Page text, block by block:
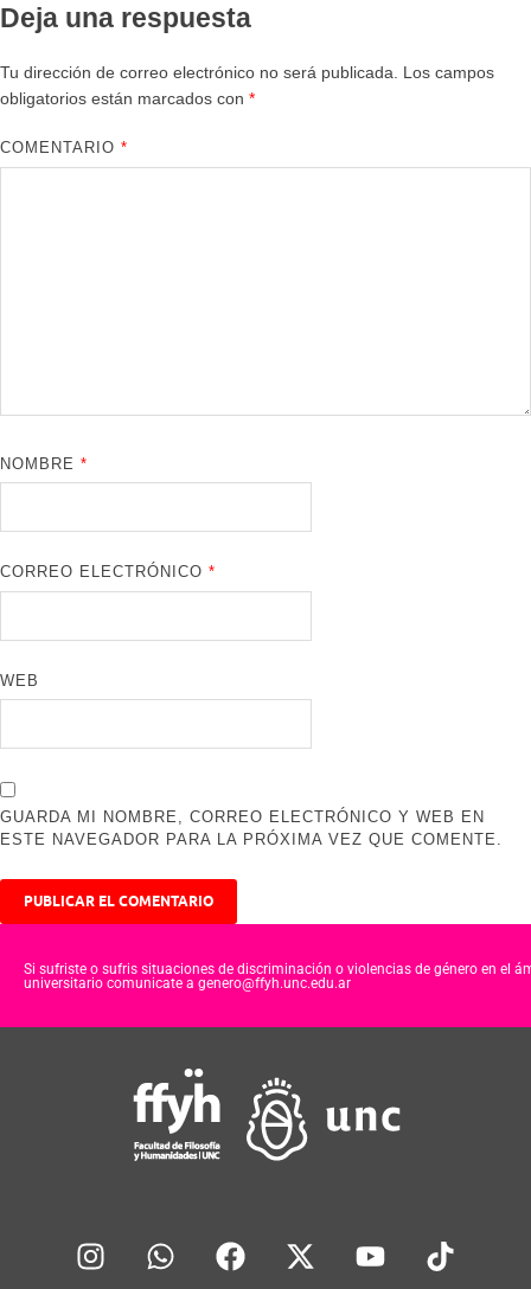
Deja una respuesta
Tu dirección de correo electrónico no será publicada. Los campos
obligatorios están marcados con *
COMENTARIO*
NOMBRE*
CORREO ELECTRÓNICO*
WEB
GUARDA MI NOMBRE, CORREO ELECTRÓNICO Y WEB EN
ESTE NAVEGADOR PARA LA PRÓXIMA VEZ QUE COMENTE.
Si sufriste o sufris situaciones de discriminación o violencias de género en el
universitario comunicate a genero@ffyh.unc.edu.ar